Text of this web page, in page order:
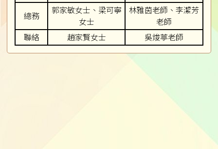
總務
郭家敏女士、梁可寧
女士
林雅茵老師、李潔芳
老師
聯絡
趙家賢女士 吳焌葶老師